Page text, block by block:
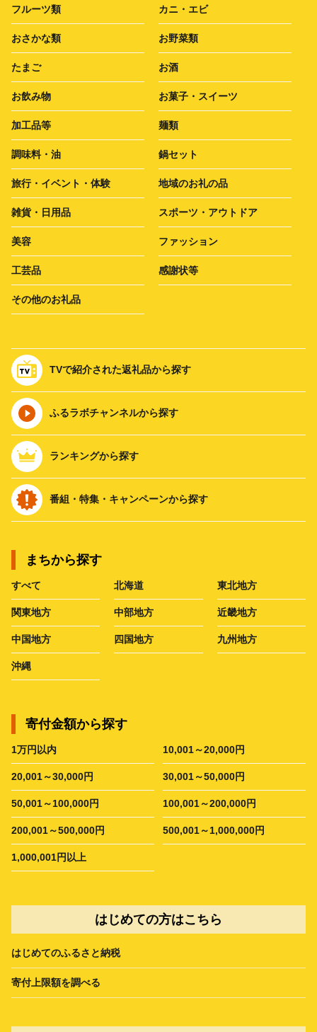
フルーツ類 カニ・エビ
おさかな類 お野菜類
たまご お酒
お飲み物 お菓子・スイーツ
加工品等 麺類
調味料・油 鍋セット
旅行・イベント・体験 地域のお礼の品
雑貨・日用品 スポーツ・アウトドア
美容 ファッション
工芸品 感謝状等
その他のお礼品
TVで紹介された返礼品から探す
ふるラボチャンネルから探す
ランキングから探す
番組・特集・キャンペーンから探す
まちから探す
すべて 北海道 東北地方
関東地方 中部地方 近畿地方
中国地方 四国地方 九州地方
沖縄
寄付金額から探す
1万円以内 10,001～20,000円
20,001～30,000円 30,001～50,000円
50,001～100,000円 100,001～200,000円
200,001～500,000円 500,001～1,000,000円
1,000,001円以上
はじめての方はこちら
はじめてのふるさと納税
寄付上限額を調べる